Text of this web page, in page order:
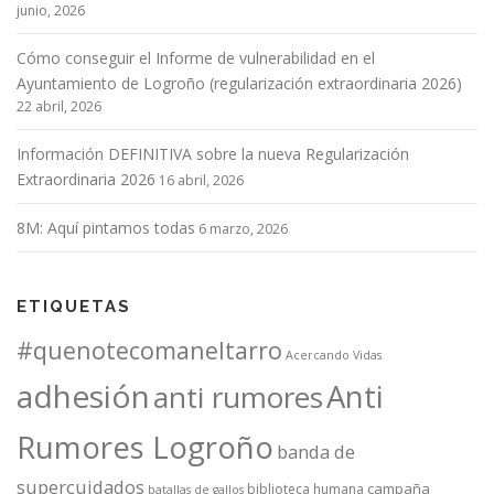
junio, 2026
Cómo conseguir el Informe de vulnerabilidad en el
Ayuntamiento de Logroño (regularización extraordinaria 2026)
22 abril, 2026
Información DEFINITIVA sobre la nueva Regularización
Extraordinaria 2026 16 abril, 2026
8M: Aquí pintamos todas 6 marzo, 2026
ETIQUETAS
#quenotecomaneltarro Acercando Vidas
adhesiónanti rumoresAnti
Rumores Logroño banda de
supercuidados batallas de gallos biblioteca humana campaña